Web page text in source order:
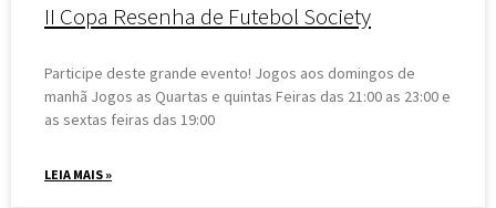
II Copa Resenha de Futebol Society
Participe deste grande evento! Jogos aos domingos de
manhã Jogos as Quartas e quintas Feiras das 21:00 as 23:00 e
as sextas feiras das 19:00
LEIA MAIS »